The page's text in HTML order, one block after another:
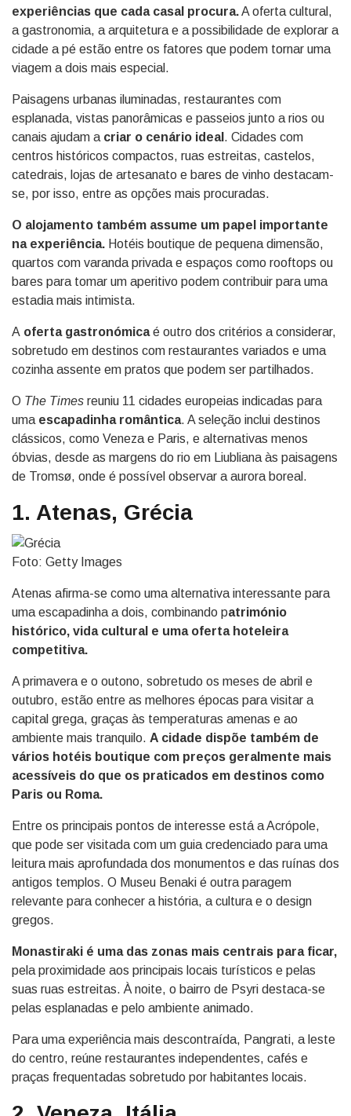
experiências que cada casal procura.A oferta cultural,
a gastronomia, a arquitetura e a possibilidade de explorar a
cidade a pé estão entre os fatores que podem tornar uma
viagem a dois mais especial.
Paisagens urbanas iluminadas, restaurantes com
esplanada, vistas panorâmicas e passeios junto a rios ou
canais ajudam a criar o cenário ideal . Cidades com
centros históricos compactos, ruas estreitas, castelos,
catedrais, lojas de artesanato e bares de vinho destacam-
se, por isso, entre as opções mais procuradas.
O alojamento também assume um papel importante
na experiência. Hotéis boutique de pequena dimensão,
quartos com varanda privada e espaços como rooftops ou
bares para tomar um aperitivo podem contribuir para uma
estadia mais intimista.
A oferta gastronómicaé outro dos critérios a considerar,
sobretudo em destinos com restaurantes variados e uma
cozinha assente em pratos que podem ser partilhados.
O The Times reuniu 11 cidades europeias indicadas para
uma escapadinha romântica. A seleção inclui destinos
clássicos, como Veneza e Paris, e alternativas menos
óbvias, desde as margens do rio em Liubliana às paisagens
de Tromsø, onde é possível observar a aurora boreal.
1. Atenas, Grécia
Foto: Getty Images
Atenas afirma-se como uma alternativa interessante para
uma escapadinha a dois, combinando património
histórico, vida cultural e uma oferta hoteleira
competitiva.
A primavera e o outono, sobretudo os meses de abril e
outubro, estão entre as melhores épocas para visitar a
capital grega, graças às temperaturas amenas e ao
ambiente mais tranquilo. A cidade dispõe também de
vários hotéis boutique com preços geralmente mais
acessíveis do que os praticados em destinos como
Paris ou Roma.
Entre os principais pontos de interesse está a Acrópole,
que pode ser visitada com um guia credenciado para uma
leitura mais aprofundada dos monumentos e das ruínas dos
antigos templos. O Museu Benaki é outra paragem
relevante para conhecer a história, a cultura e o design
gregos.
Monastiraki é uma das zonas mais centrais para ficar,
pela proximidade aos principais locais turísticos e pelas
suas ruas estreitas. À noite, o bairro de Psyri destaca-se
pelas esplanadas e pelo ambiente animado.
Para uma experiência mais descontraída, Pangrati, a leste
do centro, reúne restaurantes independentes, cafés e
praças frequentadas sobretudo por habitantes locais.